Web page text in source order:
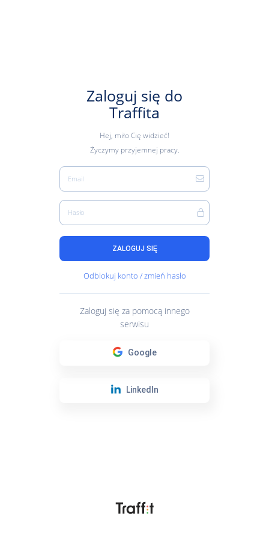
Zaloguj się do
Traffita
Hej, miło Cię widzieć!
Życzymy przyjemnej pracy.
Email
Hasło
ZALOGUJ SIĘ
Odblokuj konto / zmień hasło
Zaloguj się za pomocą innego
serwisu
Google
LinkedIn